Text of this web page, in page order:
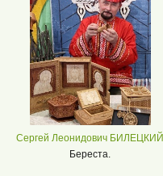
Сергей Леонидович БИЛЕЦКИЙ
Береста.